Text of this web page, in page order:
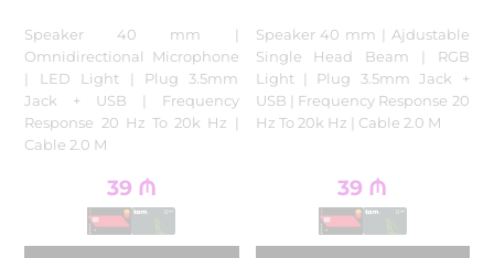
Speaker 40 mm |
Omnidirectional Microphone
| LED Light | Plug 3.5mm
Jack + USB | Frequency
Response 20 Hz To 20k Hz |
Cable 2.0 M
39 ₼
Speaker 40 mm | Ajdustable
Single Head Beam | RGB
Light | Plug 3.5mm Jack +
USB | Frequency Response 20
Hz To 20k Hz | Cable 2.0 M
39 ₼